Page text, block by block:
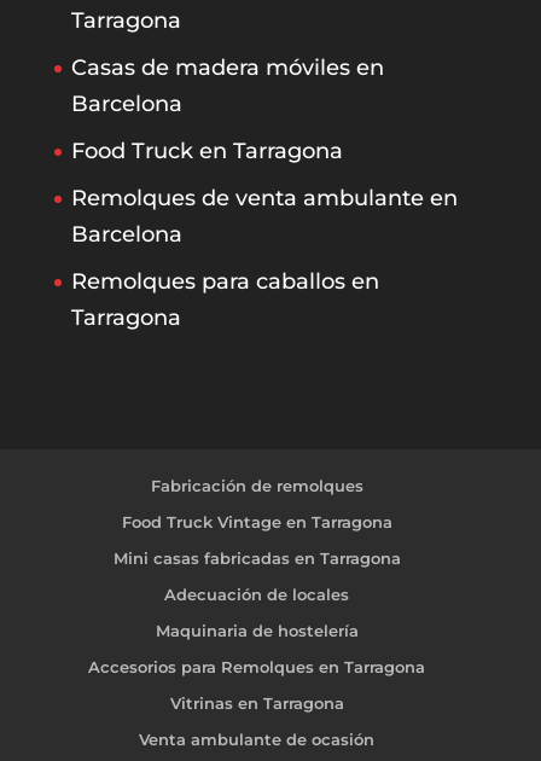
Tarragona
Casas de madera móviles en
Barcelona
Food Truck en Tarragona
Remolques de venta ambulante en
Barcelona
Remolques para caballos en
Tarragona
Fabricación de remolques
Food Truck Vintage en Tarragona
Mini casas fabricadas en Tarragona
Adecuación de locales
Maquinaria de hostelería
Accesorios para Remolques en Tarragona
Vitrinas en Tarragona
Venta ambulante de ocasión